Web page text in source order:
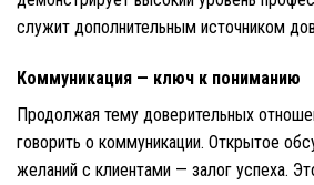
служит дополнительным источником
Коммуникация — ключ к пониманию
Продолжая тему доверительных
говорить о коммуникации. Открытое
желаний с клиентами — залог успеха.